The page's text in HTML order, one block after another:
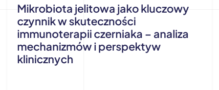
Mikrobiota jelitowa jako kluczowy
czynnik w skuteczności
immunoterapii czerniaka – analiza
mechanizmów i perspektyw
klinicznych